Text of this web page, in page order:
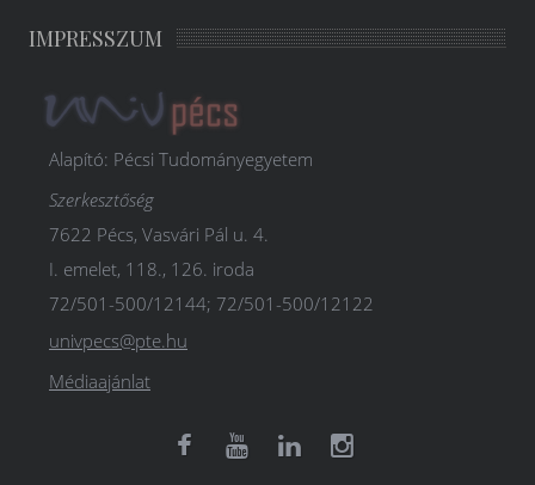
IMPRESSZUM
Alapító: Pécsi Tudományegyetem
Szerkesztőség
7622 Pécs, Vasvári Pál u. 4.
I. emelet, 118., 126. iroda
72/501-500/12144; 72/501-500/12122
univpecs@pte.hu
Médiaajánlat